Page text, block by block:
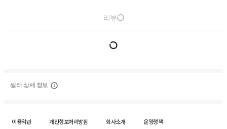
리뷰
셀러 상세 정보
이용약관 개인정보처리방침 회사소개
운영정책